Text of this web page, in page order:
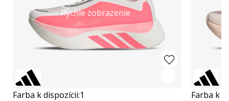
Rýchle zobrazenie
Farba k dispozícii:1 Farba k